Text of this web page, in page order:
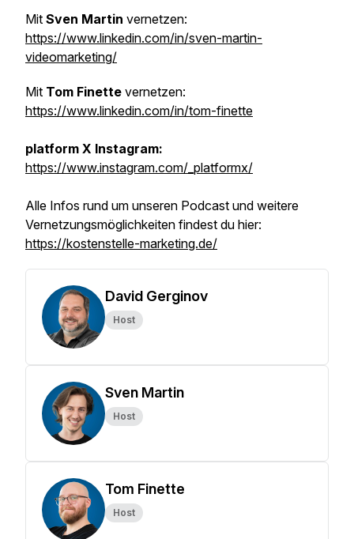
Mit Sven Martin vernetzen:
https://www.linkedin.com/in/sven-martin-
videomarketing/
Mit Tom Finette vernetzen:
https://www.linkedin.com/in/tom-finette
platform X Instagram:
https://www.instagram.com/_platformx/
Alle Infos rund um unseren Podcast und weitere
Vernetzungsmöglichkeiten findest du hier:
https://kostenstelle-marketing.de/
David Gerginov
Host
Sven Martin
Host
Tom Finette
Host